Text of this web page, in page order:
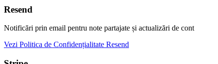
Resend
Notificări prin email pentru note partajate și actualizări de cont
Vezi Politica de Confidențialitate Resend